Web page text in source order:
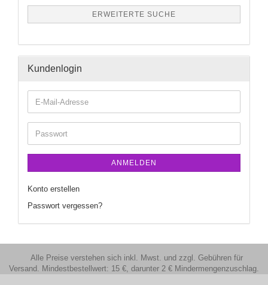
ERWEITERTE SUCHE
Kundenlogin
ANMELDEN
Konto erstellen
Passwort vergessen?
Alle Preise verstehen sich inkl. Mwst. und zzgl. Gebühren für
Versand. Mindestbestellwert: 15 €, darunter 2 € Mindermengenzuschlag.